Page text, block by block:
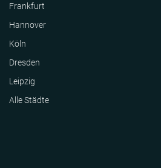
Frankfurt
Hannover
Köln
Dresden
Leipzig
Alle Städte